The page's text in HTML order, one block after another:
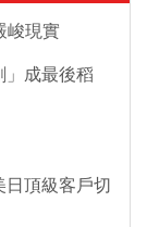
峻現實
」成最後稻
頂級客戶切